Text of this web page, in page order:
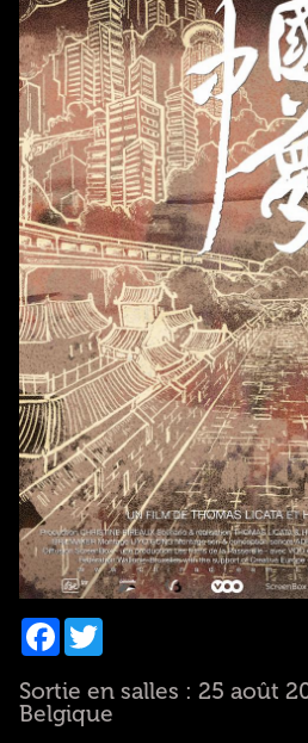
Facebook
Twitter
Sortie en salles : 25 août
Belgique